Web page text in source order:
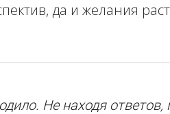
да и желания
Не находя